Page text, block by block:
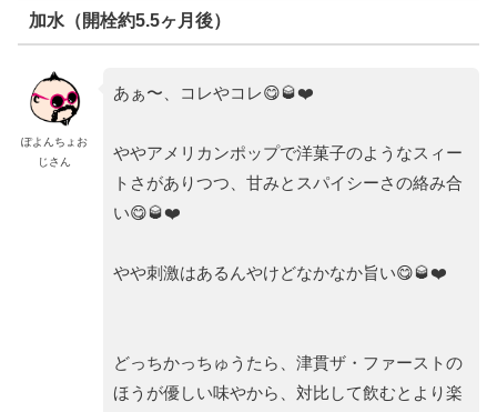
加水（開栓約5.5ヶ月後）
ぽよんちょお
じさん
あぁ〜、コレやコレ😋🥃❤️
ややアメリカンポップで洋菓子のようなスィー
トさがありつつ、甘みとスパイシーさの絡み合
い😋🥃❤️
やや刺激はあるんやけどなかなか旨い😋🥃❤️
どっちかっちゅうたら、津貫ザ・ファーストの
ほうが優しい味やから、対比して飲むとより楽